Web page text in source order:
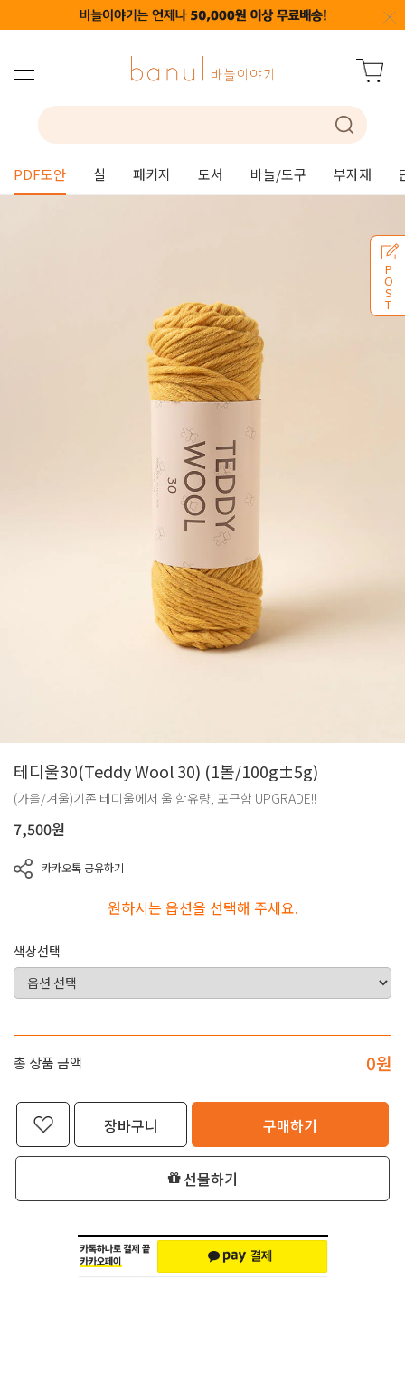
PDF도안 실 패키지 도서 바늘/도구 부자재
P
O
S
T
테디울30(Teddy Wool 30) (1볼/100g±5g)
(가을/겨울)기존 테디울에서 울 함유량, 포근함 UPGRADE!!
7,500원
카카오톡 공유하기
원하시는 옵션을 선택해 주세요.
색상선택
총 상품 금액 0원
장바구니 구매하기
선물하기